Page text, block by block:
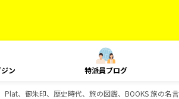
ン 特派員ブログ
Plat、御朱印、歴史時代、旅の図鑑、BOOKS 旅の名